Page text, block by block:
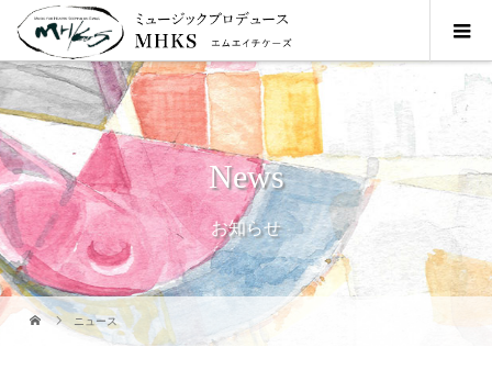
News
お知らせ
ニュース